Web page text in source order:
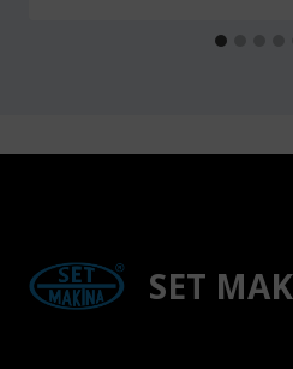
SET